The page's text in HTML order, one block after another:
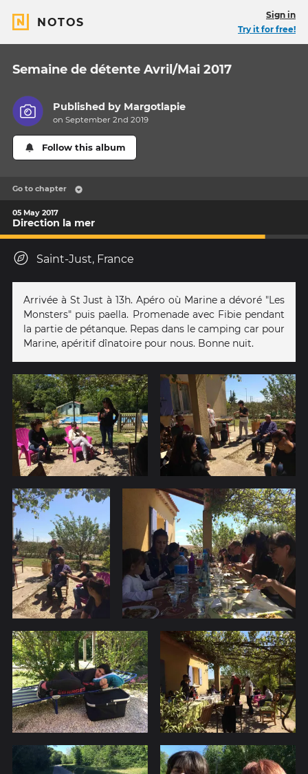
NOTOS
Sign in
Try it for free!
Semaine de détente Avril/Mai 2017
Published by Margotlapie
on September 2nd 2019
Follow this album
Go to chapter
05 May 2017
Direction la mer
Saint-Just, France
Arrivée à St Just à 13h. Apéro où Marine a dévoré "Les
Monsters" puis paella. Promenade avec Fibie pendant
la partie de pétanque. Repas dans le camping car pour
Marine, apéritif dînatoire pour nous. Bonne nuit.